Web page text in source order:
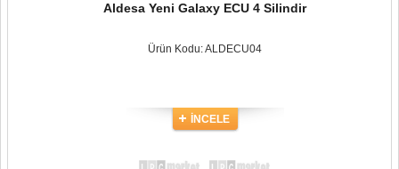
Aldesa Yeni Galaxy ECU 4 Silindir
Ürün Kodu: ALDECU04
İNCELE